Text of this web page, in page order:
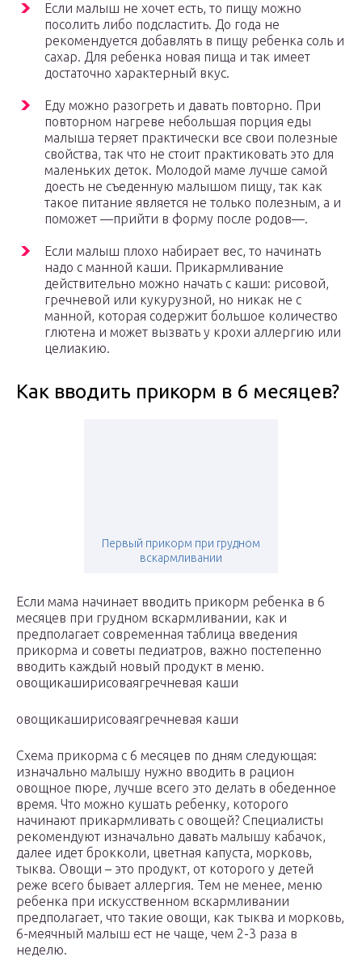
Если малыш не хочет есть, то пищу можно
посолить либо подсластить. До года не
рекомендуется добавлять в пищу ребенка соль и
сахар. Для ребенка новая пища и так имеет
достаточно характерный вкус.
Еду можно разогреть и давать повторно. При
повторном нагреве небольшая порция еды
малыша теряет практически все свои полезные
свойства, так что не стоит практиковать это для
маленьких деток. Молодой маме лучше самой
доесть не съеденную малышом пищу, так как
такое питание является не только полезным, а и
поможет —прийти в форму после родов—.
Если малыш плохо набирает вес, то начинать
надо с манной каши. Прикармливание
действительно можно начать с каши: рисовой,
гречневой или кукурузной, но никак не с
манной, которая содержит большое количество
глютена и может вызвать у крохи аллергию или
целиакию.
Как вводить прикорм в 6 месяцев?
Первый прикорм при грудном
вскармливании
Если мама начинает вводить прикорм ребенка в 6
месяцев при грудном вскармливании, как и
предполагает современная таблица введения
прикорма и советы педиатров, важно постепенно
вводить каждый новый продукт в меню.
овощикаширисоваягречневая каши
овощикаширисоваягречневая каши
Схема прикорма с 6 месяцев по дням следующая:
изначально малышу нужно вводить в рацион
овощное пюре, лучше всего это делать в обеденное
время. Что можно кушать ребенку, которого
начинают прикармливать с овощей? Специалисты
рекомендуют изначально давать малышу кабачок,
далее идет брокколи, цветная капуста, морковь,
тыква. Овощи – это продукт, от которого у детей
реже всего бывает аллергия. Тем не менее, меню
ребенка при искусственном вскармливании
предполагает, что такие овощи, как тыква и морковь,
6-меячный малыш ест не чаще, чем 2-3 раза в
неделю.